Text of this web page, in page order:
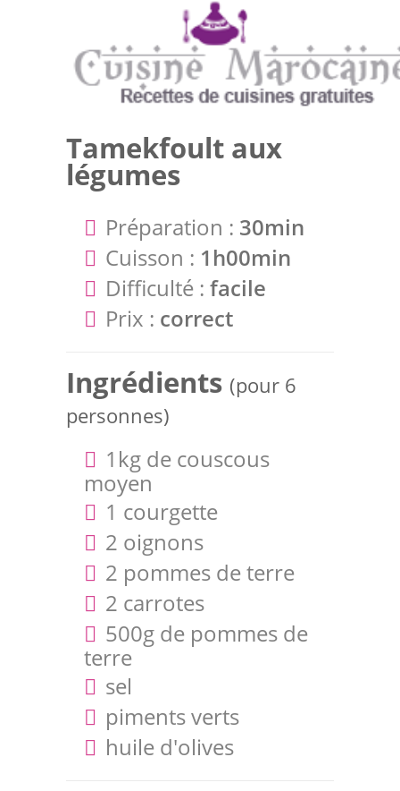
Tamekfoult aux
légumes
Préparation : 30min
Cuisson : 1h00min
Difficulté : facile
Prix : correct
Ingrédients (pour 6
personnes)
1kg de couscous
moyen
1 courgette
2 oignons
2 pommes de terre
2 carrotes
500g de pommes de
terre
sel
piments verts
huile d'olives